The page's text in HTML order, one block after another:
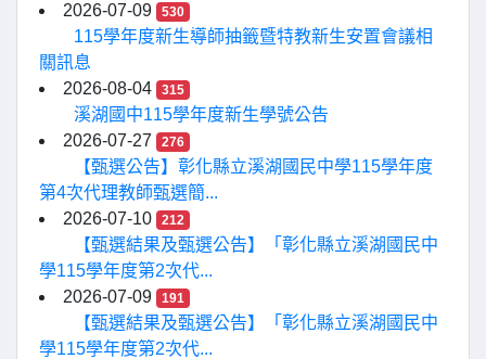
2026-07-09
530
115學年度新生導師抽籤暨特教新生安置會議相
關訊息
2026-08-04
315
溪湖國中115學年度新生學號公告
2026-07-27
276
【甄選公告】彰化縣立溪湖國民中學115學年度
第4次代理教師甄選簡...
2026-07-10
212
【甄選結果及甄選公告】「彰化縣立溪湖國民中
學115學年度第2次代...
2026-07-09
191
【甄選結果及甄選公告】「彰化縣立溪湖國民中
學115學年度第2次代...